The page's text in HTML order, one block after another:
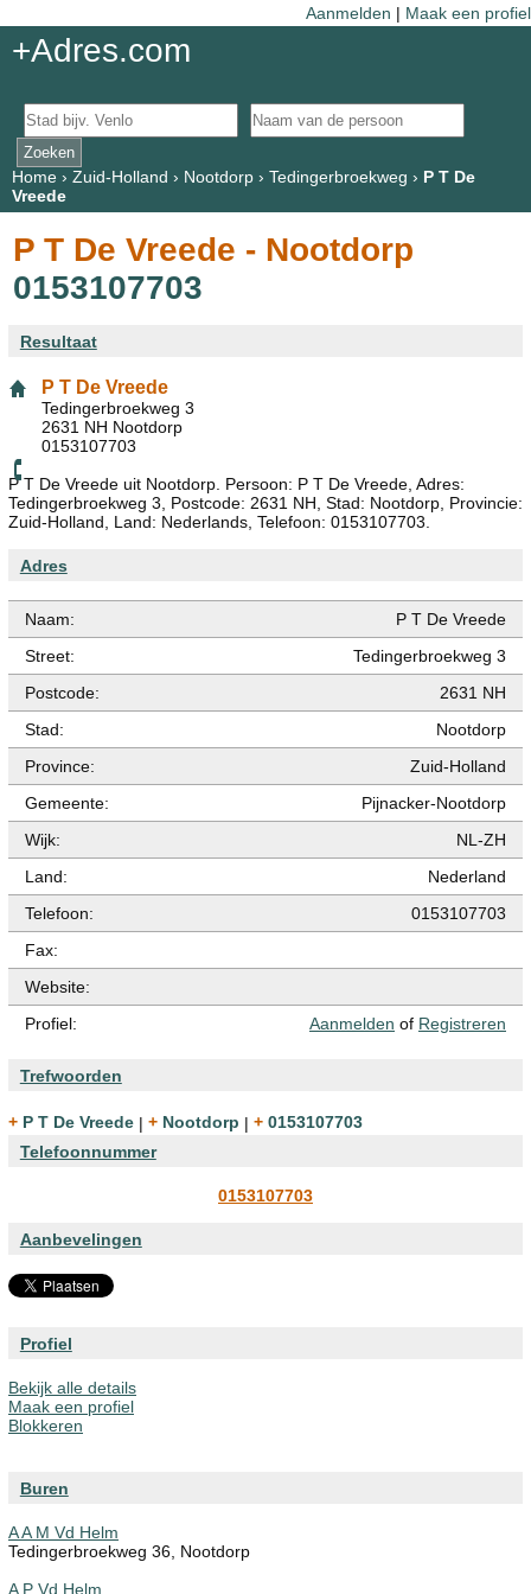
Aanmelden | Maak een profiel
+Adres.com
Home› Zuid-Holland › Nootdorp› Tedingerbroekweg › P T De
Vreede
P T De Vreede - Nootdorp
0153107703
Resultaat
P T De Vreede
Tedingerbroekweg 3
2631 NH Nootdorp
0153107703
P T De Vreede uit Nootdorp. Persoon: P T De Vreede, Adres:
Tedingerbroekweg 3, Postcode: 2631 NH, Stad: Nootdorp, Provincie:
Zuid-Holland, Land: Nederlands, Telefoon: 0153107703.
Adres
Naam:
P T De Vreede
Street:
Tedingerbroekweg 3
Postcode:
2631 NH
Stad:
Nootdorp
Province:
Zuid-Holland
Gemeente:
Pijnacker-Nootdorp
Wijk:
NL-ZH
Land:
Nederland
Telefoon:
0153107703
Fax:
Website:
Profiel:
Aanmelden of Registreren
Trefwoorden
+ P T De Vreede | + Nootdorp |
+ 0153107703
Telefoonnummer
0153107703
Aanbevelingen
Profiel
Bekijk alle details
Maak een profiel
Blokkeren
Buren
A A M Vd Helm
Tedingerbroekweg 36, Nootdorp
A P Vd Helm